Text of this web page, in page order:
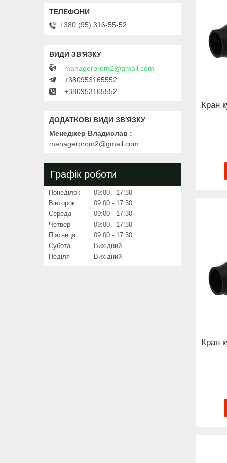
Кран
Кран
+380 (95) 316-55-52
managerprom2@gmail.com
+380953165552
+380953165552
Менеджер Владислав
managerprom2@gmail.com
Графік роботи
Понеділок 09:00
17:30
Вівторок
09:00
17:30
Середа
09:00
17:30
Четвер
09:00
17:30
Пʼятниця
09:00
17:30
Субота
Вихідний
Неділя
Вихідний